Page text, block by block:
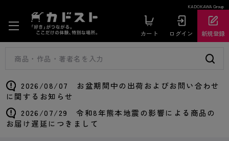
KADOKAWA Group
カート ログイン 新規登録
2026/08/07 お盆期間中の出荷およびお問い合わせ
に関するお知らせ
2026/07/29 令和8年熊本地震の影響による商品の
お届け遅延につきまして